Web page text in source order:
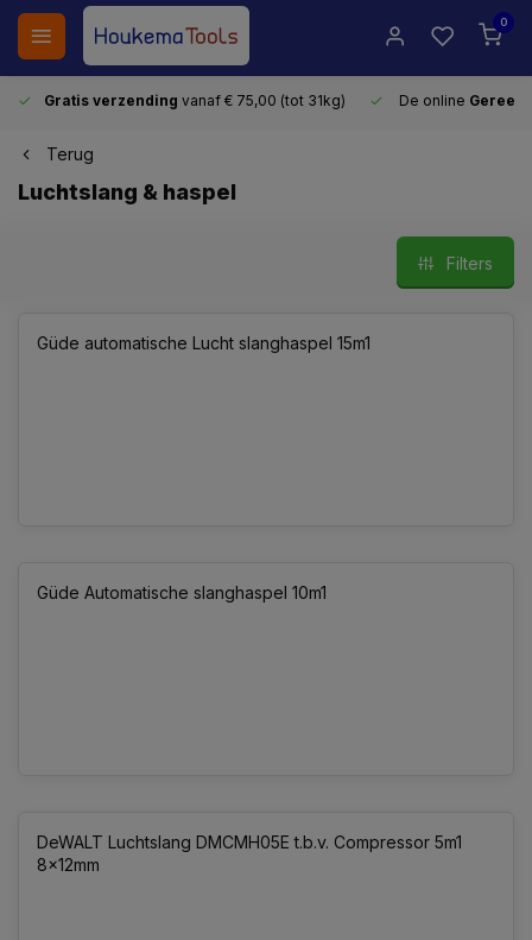
0
Gratis verzending vanaf € 75,00 (tot 31kg) De online
Terug
Luchtslang & haspel
Filters
Güde automatische Lucht slanghaspel 15m1
Güde Automatische slanghaspel 10m1
DeWALT Luchtslang DMCMH05E t.b.v. Compressor 5m1
8x12mm